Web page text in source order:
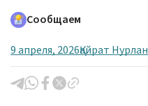
Сообщаем
9 апреля, 2026Қайрат Нурлан